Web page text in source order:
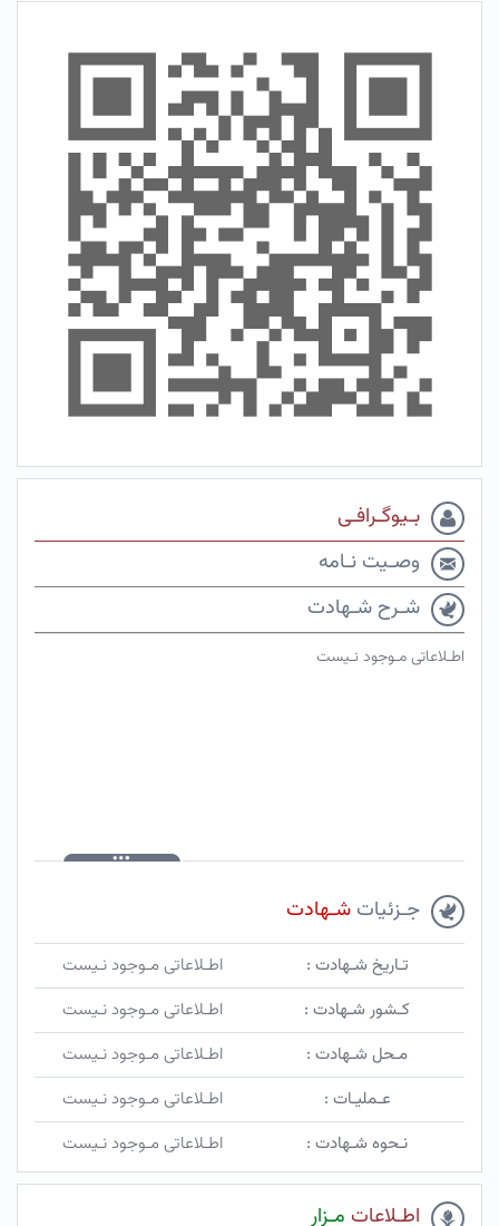
بـیوگـرافـی
وصـیت نـامه
شـرح شـهادت
اطـلاعاتی مـوجود نـیست
جـزئیات شـهادت
تـاریخ شـهادت :
اطـلاعاتی مـوجود نـیست
کـشور شـهادت :
اطـلاعاتی مـوجود نـیست
مـحل شـهادت :
اطـلاعاتی مـوجود نـیست
عـملیـات :
اطـلاعاتی مـوجود نـیست
نـحوه شـهادت :
اطـلاعاتی مـوجود نـیست
اطـلاعات مـزار